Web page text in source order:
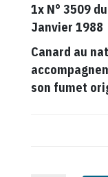
1x N° 3509
Janvier 1988
Canard au
son fumet